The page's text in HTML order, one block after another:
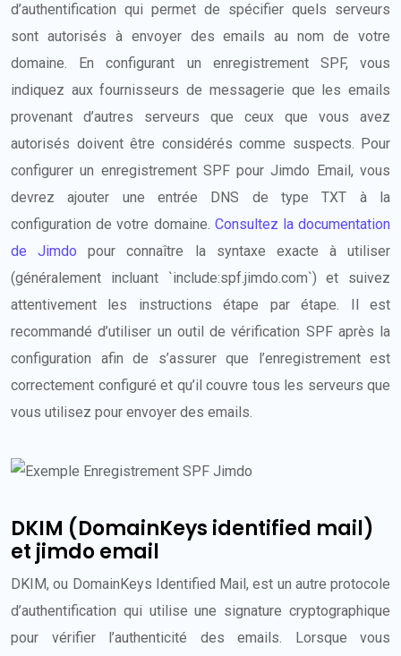
d’authentification qui permet de spécifier quels serveurs
sont autorisés à envoyer des emails au nom de votre
domaine. En configurant un enregistrement SPF, vous
indiquez aux fournisseurs de messagerie que les emails
provenant d’autres serveurs que ceux que vous avez
autorisés doivent être considérés comme suspects. Pour
configurer un enregistrement SPF pour Jimdo Email, vous
devrez ajouter une entrée DNS de type TXT à la
configuration de votre domaine. Consultez la documentation
de Jimdopour connaître la syntaxe exacte à utiliser
(généralement incluant `include:spf.jimdo.com`) et suivez
attentivement les instructions étape par étape. Il est
recommandé d’utiliser un outil de vérification SPF après la
configuration afin de s’assurer que l’enregistrement est
correctement configuré et qu’il couvre tous les serveurs que
vous utilisez pour envoyer des emails.
DKIM (DomainKeys identified mail)
et jimdo email
DKIM, ou DomainKeys Identified Mail, est un autre protocole
d’authentification qui utilise une signature cryptographique
pour vérifier l’authenticité des emails. Lorsque vous